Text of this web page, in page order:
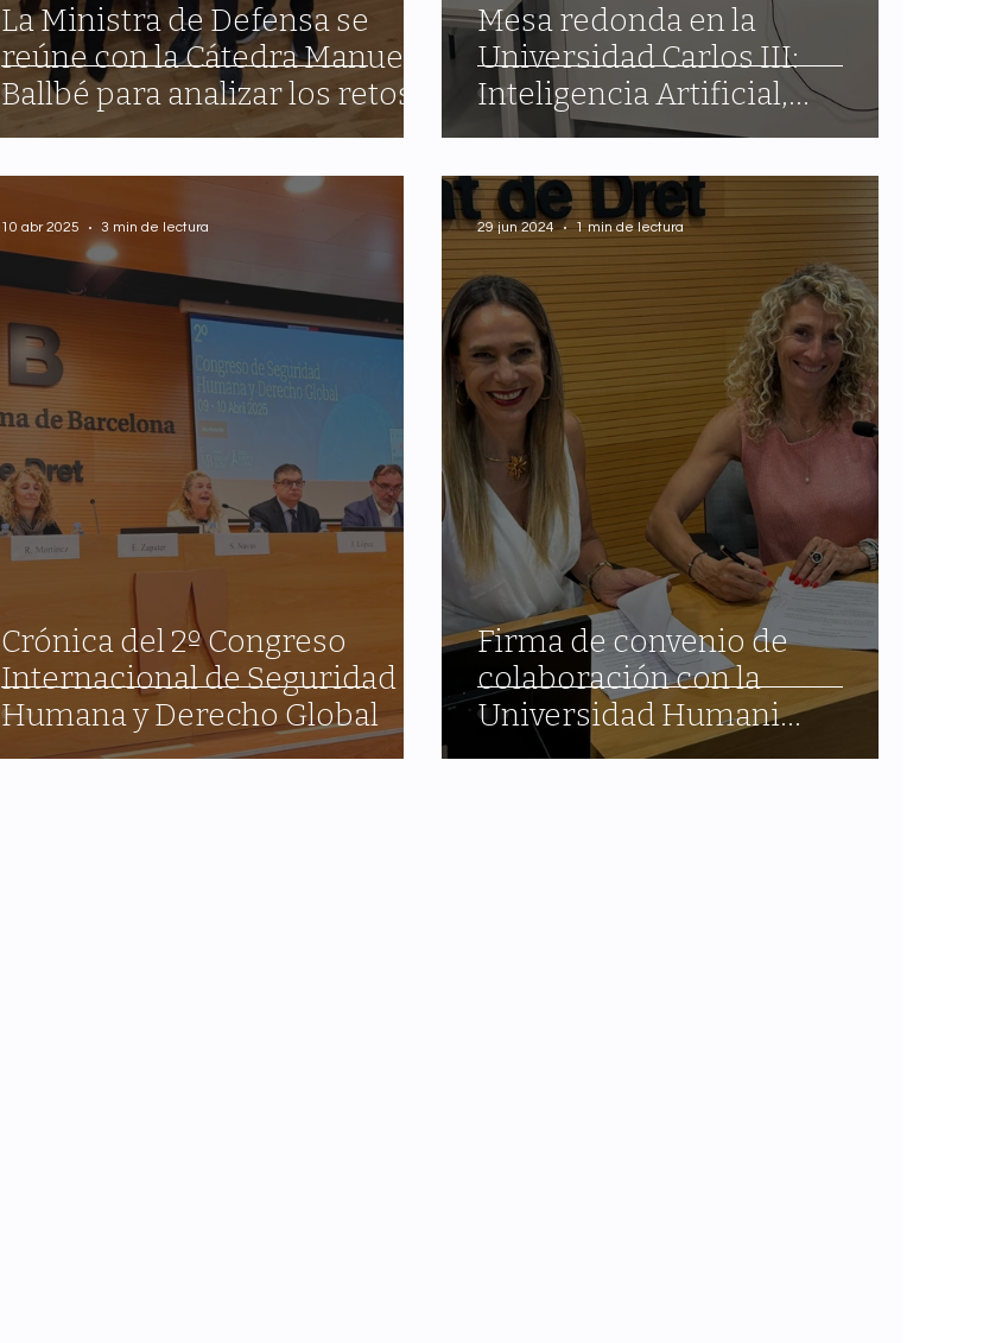
La Ministra de Defensa se
reúne con la Cátedra Manuel
Ballbé para analizar los retos
éticos y legales de la
Inteligencia Artificial
Mesa redonda en la
Universidad Carlos III:
Inteligencia Artificial,
libertades públicas y
democracia
Crónica del 2º Congreso
Internacional de Seguridad
Humana y Derecho Global
10 abr 2025 3 min de lectura
Firma de convenio de
colaboración con la
Universidad Humani
Mundial(México)
29 jun 2024 1 min de lectura